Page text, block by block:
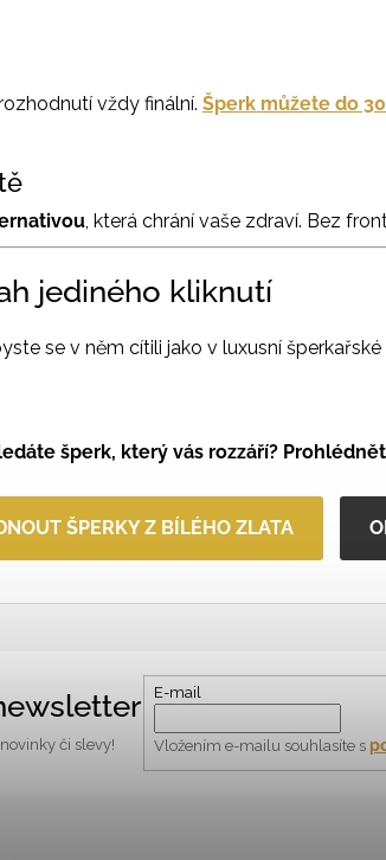
vždy finální. Šperk můžete do
, která chrání vaše zdraví. Bez
jediného kliknutí
se v něm cítili jako v luxusní
šperk, který vás rozzáří?
ŠPERKY Z BÍLÉHO ZLATA
či slevy!
E-mail
Vložením e-mailu souhlasíte s